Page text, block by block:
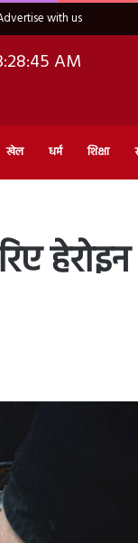
with us
AM
खेल धर्म शिक्षा